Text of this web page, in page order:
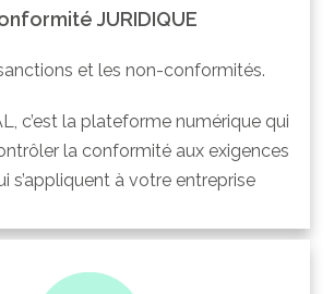
JURIDIQUE
et les non-conformités.
c’est la plateforme numérique qui
la conformité aux exigences
s’appliquent à votre entreprise